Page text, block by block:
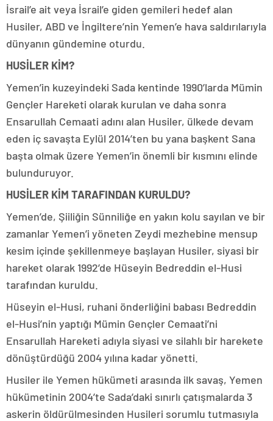
İsrail’e ait veya İsrail’e giden gemileri hedef alan
Husiler, ABD ve İngiltere’nin Yemen’e hava saldırılarıyla
dünyanın gündemine oturdu.
HUSİLER KİM?
Yemen’in kuzeyindeki Sada kentinde 1990’larda Mümin
Gençler Hareketi olarak kurulan ve daha sonra
Ensarullah Cemaati adını alan Husiler, ülkede devam
eden iç savaşta Eylül 2014’ten bu yana başkent Sana
başta olmak üzere Yemen’in önemli bir kısmını elinde
bulunduruyor.
HUSİLER KİM TARAFINDAN KURULDU?
Yemen’de, Şiiliğin Sünniliğe en yakın kolu sayılan ve bir
zamanlar Yemen’i yöneten Zeydi mezhebine mensup
kesim içinde şekillenmeye başlayan Husiler, siyasi bir
hareket olarak 1992’de Hüseyin Bedreddin el-Husi
tarafından kuruldu.
Hüseyin el-Husi, ruhani önderliğini babası Bedreddin
el-Husi’nin yaptığı Mümin Gençler Cemaati’ni
Ensarullah Hareketi adıyla siyasi ve silahlı bir harekete
dönüştürdüğü 2004 yılına kadar yönetti.
Husiler ile Yemen hükümeti arasında ilk savaş, Yemen
hükümetinin 2004’te Sada’daki sınırlı çatışmalarda 3
askerin öldürülmesinden Husileri sorumlu tutmasıyla